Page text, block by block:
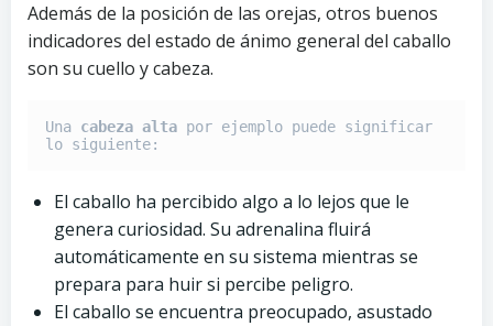
Además de la posición de las orejas, otros buenos
indicadores del estado de ánimo general del caballo
son su cuello y cabeza.
Una cabeza alta por ejemplo puede significar
lo siguiente:
El caballo ha percibido algo a lo lejos que le
genera curiosidad. Su adrenalina fluirá
automáticamente en su sistema mientras se
prepara para huir si percibe peligro.
El caballo se encuentra preocupado, asustado